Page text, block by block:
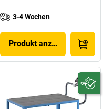
3-4 Wochen
Produkt anzeigen